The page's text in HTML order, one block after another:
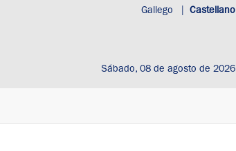
Castellano
Gallego
Sábado, 08 de agosto de 2026